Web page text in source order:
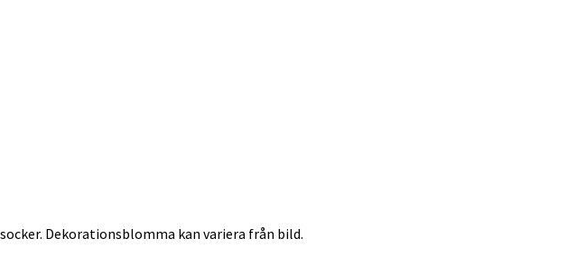
Dekorationsblomma kan variera från bild.